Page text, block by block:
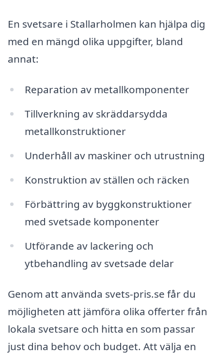
En svetsare i Stallarholmen kan hjälpa dig
med en mängd olika uppgifter, bland
annat:
Reparation av metallkomponenter
Tillverkning av skräddarsydda
metallkonstruktioner
Underhåll av maskiner och utrustning
Konstruktion av ställen och räcken
Förbättring av byggkonstruktioner
med svetsade komponenter
Utförande av lackering och
ytbehandling av svetsade delar
Genom att använda svets-pris.se får du
möjligheten att jämföra olika offerter från
lokala svetsare och hitta en som passar
just dina behov och budget. Att välja en